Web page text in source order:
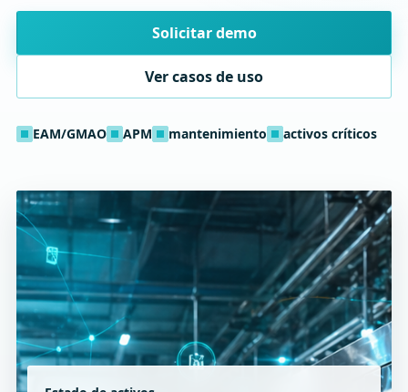
Solicitar demo
Ver casos de uso
EAM/GMAO APM mantenimiento activos críticos